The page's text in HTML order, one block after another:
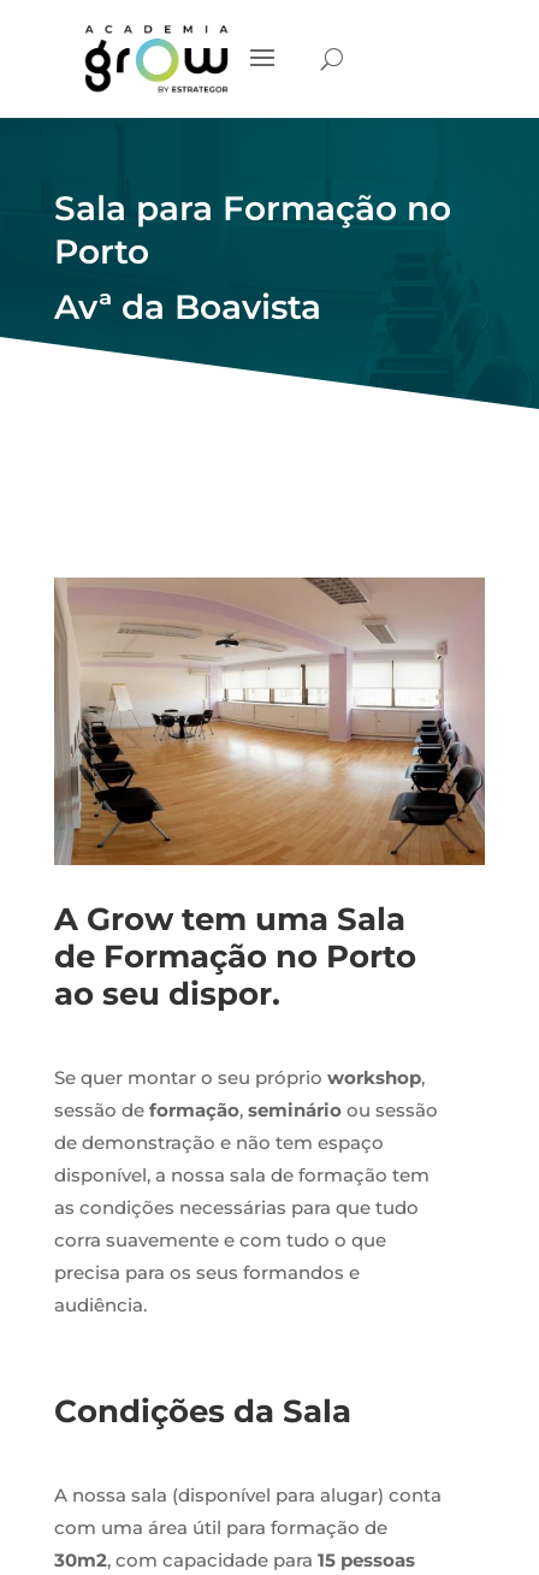
Sala para Formação no
Porto
Avª da Boavista
A Grow tem uma Sala
de Formação no Porto
ao seu dispor.
Se quer montar o seu próprio workshop,
sessão de formação, seminárioou sessão
de demonstração e não tem espaço
disponível, a nossa sala de formação tem
as condições necessárias para que tudo
corra suavemente e com tudo o que
precisa para os seus formandos e
audiência.
Condições da Sala
A nossa sala (disponível para alugar) conta
com uma área útil para formação de
30m2, com capacidade para 15 pessoas